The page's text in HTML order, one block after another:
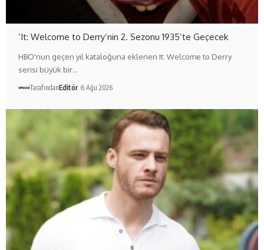
‘It: Welcome to Derry’nin 2. Sezonu 1935’te Geçecek
HBO'nun geçen yıl kataloğuna eklenen It: Welcome to Derry
serisi büyük bir…
TarafındanEditör 6 Ağu 2026